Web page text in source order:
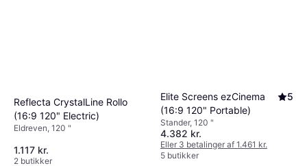
Reflecta CrystalLine Rollo
(16:9 120" Electric)
Eldreven, 120 "
1.117 kr.
2 butikker
Elite Screens ezCinema
(16:9 120" Portable)
5
Stander, 120 "
4.382 kr.
Eller 3 betalinger af 1.461 kr.
5 butikker